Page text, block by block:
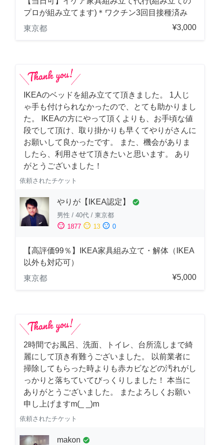
プロが組み立てます)＊ワクチン3回目接種済み
東京都
¥3,000
IKEAのベッドを組み立てて頂きました。 1人じ
ゃ手も付けられなかったので、とても助かりまし
た。 IKEAの方にやって頂くよりも、お手頃な値
段でして頂け、取り掛かりも早くてやりがさんに
お願いして良かったです。 また、機会がありま
したら、利用させて頂きたいと思います。 あり
がとうございました！
依頼されたチケット
やりが【IKEA認定】 check_circle
男性 / 40代 / 東京都
sentiment_satisfied 1877 sentiment_neutral 13 sentiment_dissatisfied 0
【高評価99％】IKEA家具組み立て・解体（IKEA
以外も対応可）
東京都
¥5,000
2時間でお風呂、洗面、トイレ、台所流しまで綺
麗にして頂き有難うございました。 以前業者に
掃除してもらった時よりも赤カビなどの汚れがし
っかりと落ちていてびっくりしました！ 本当に
ありがとうございました。 またよろしくお願い
申し上げますm(_ _)m
依頼されたチケット
makon check_circle